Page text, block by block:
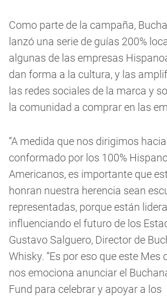
Como parte de la campaña,
lanzó una serie de guías 200%
algunas de las empresas
dan forma a la cultura, y las
las redes sociales de la marca y
la comunidad a comprar en las
“A medida que nos dirigimos
conformado por los 100%
Americanos, es importante que
honran nuestra herencia sean
representadas, porque están
influenciando el futuro de los
Gustavo Salguero, Director de
Whisky. “Es por eso que este
nos emociona anunciar el
Fund para celebrar y apoyar a los